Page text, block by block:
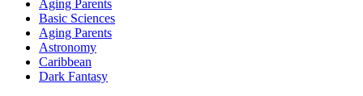
Aging Parents
Basic Sciences
Aging Parents
Astronomy
Caribbean
Dark Fantasy